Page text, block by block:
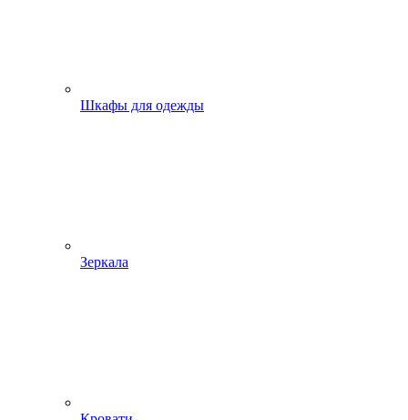
Шкафы для одежды
Зеркала